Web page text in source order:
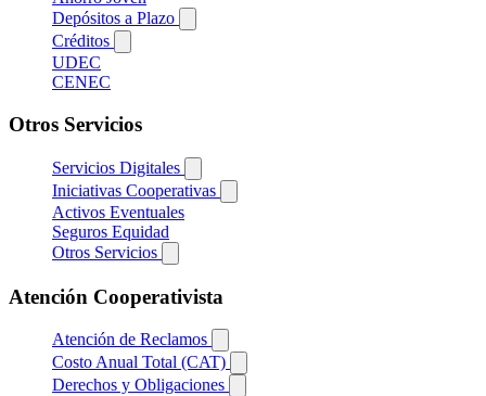
Depósitos a Plazo
Créditos
UDEC
CENEC
Otros Servicios
Servicios Digitales
Iniciativas Cooperativas
Activos Eventuales
Seguros Equidad
Otros Servicios
Atención Cooperativista
Atención de Reclamos
Costo Anual Total (CAT)
Derechos y Obligaciones